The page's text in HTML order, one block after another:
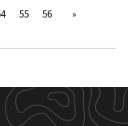
55 56